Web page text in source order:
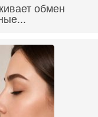
обмен